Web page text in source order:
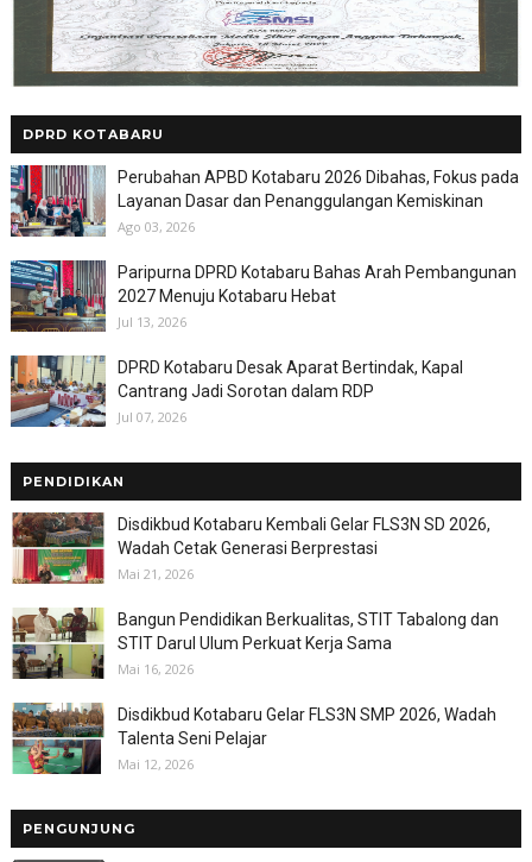
DPRD KOTABARU
Perubahan APBD Kotabaru 2026 Dibahas, Fokus pada
Layanan Dasar dan Penanggulangan Kemiskinan
Ago 03, 2026
Paripurna DPRD Kotabaru Bahas Arah Pembangunan
2027 Menuju Kotabaru Hebat
Jul 13, 2026
DPRD Kotabaru Desak Aparat Bertindak, Kapal
Cantrang Jadi Sorotan dalam RDP
Jul 07, 2026
PENDIDIKAN
Disdikbud Kotabaru Kembali Gelar FLS3N SD 2026,
Wadah Cetak Generasi Berprestasi
Mai 21, 2026
Bangun Pendidikan Berkualitas, STIT Tabalong dan
STIT Darul Ulum Perkuat Kerja Sama
Mai 16, 2026
Disdikbud Kotabaru Gelar FLS3N SMP 2026, Wadah
Talenta Seni Pelajar
Mai 12, 2026
PENGUNJUNG